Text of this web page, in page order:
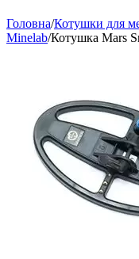
Головна/Котушки для
Minelab/Котушка Mars